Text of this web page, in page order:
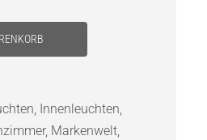
, Innenleuchten,
, Markenwelt,